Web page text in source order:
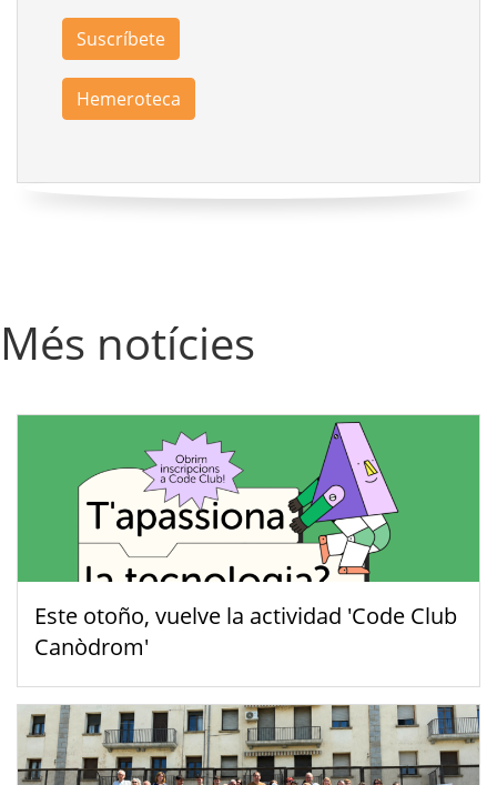
Suscríbete
Hemeroteca
Més notícies
Este otoño, vuelve la actividad 'Code Club
Canòdrom'